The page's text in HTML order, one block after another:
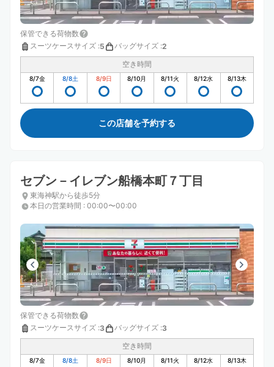
保管できる荷物数
スーツケースサイズ :5 バッグサイズ :2
空き時間
8/7金 8/8土 8/9日 8/10月 8/11火 8/12水 8/13木
この店舗を予約する
セブン－イレブン船橋本町７丁目
東海神駅から徒歩5分
本日の営業時間 : 00:00〜00:00
保管できる荷物数
スーツケースサイズ :3 バッグサイズ :3
空き時間
8/7金 8/8土 8/9日 8/10月 8/11火 8/12水 8/13木